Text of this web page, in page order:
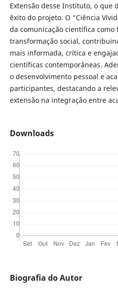
Extensão desse Instituto, o que
êxito do projeto. O “Ciência
da comunicação científica
transformação social,
mais informada, crítica e
científicas contemporâneas.
o desenvolvimento pessoal e
participantes, destacando a
extensão na integração entre
Downloads
Biografia do Autor